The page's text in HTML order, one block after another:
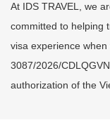
At IDS TRAVEL, we
committed to helping
visa experience
3087/2026/
authorization of the